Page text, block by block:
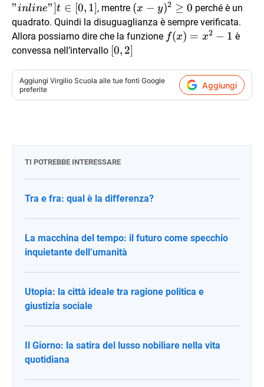
\in
"inline"]t ∈ [0, 1], mentre (x-
y)^2
\ge
(x − y)2 ≥ 0 perché è un
quadrato. Quindi la disuguaglianza è sempre verificata.
Allora possiamo dire che la funzione f(x)=x^2-
f(x) = x2 − 1 è
convessa nell’intervallo [0,2]
[0, 2]
Aggiungi Virgilio Scuola alle tue fonti Google
preferite
Aggiungi
TI POTREBBE INTERESSARE
Tra e fra: qual è la differenza?
La macchina del tempo: il futuro come specchio
inquietante dell’umanità
Utopia: la città ideale tra ragione politica e
giustizia sociale
Il Giorno: la satira del lusso nobiliare nella vita
quotidiana